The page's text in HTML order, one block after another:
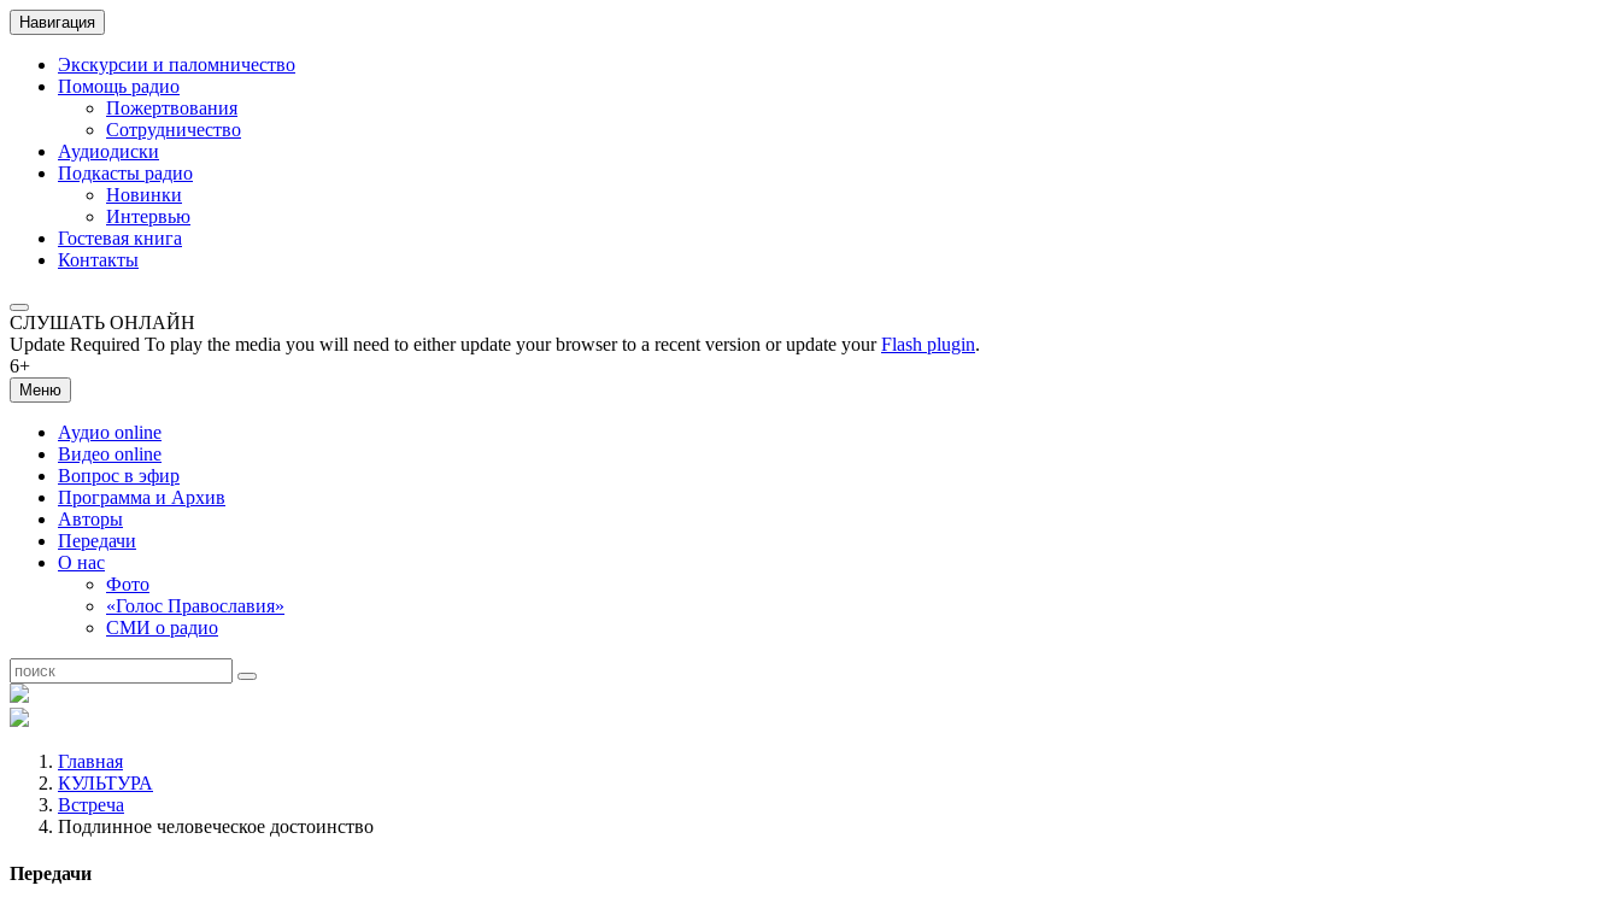
Навигация
Экскурсии и паломничество
Помощь радио
Пожертвования
Сотрудничество
Аудиодиски
Подкасты радио
Новинки
Интервью
Гостевая книга
Контакты
СЛУШАТЬ ОНЛАЙН
Update Required To play the media you will need to either update your browser to a recent version or update yourFlash plugin.
6+
Меню
Аудио online
Видео online
Вопрос в эфир
Программа и Архив
Авторы
Передачи
О нас
Фото
«Голос Православия»
СМИ о радио
Главная
КУЛЬТУРА
Встреча
Подлинное человеческое достоинство
Передачи